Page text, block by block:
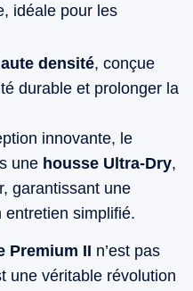
idéale pour les
densité, conçue
durable et prolonger la
innovante, le
une housse Ultra-Dry,
garantissant une
entretien simplifié.
Premium II n’est pas
une véritable révolution